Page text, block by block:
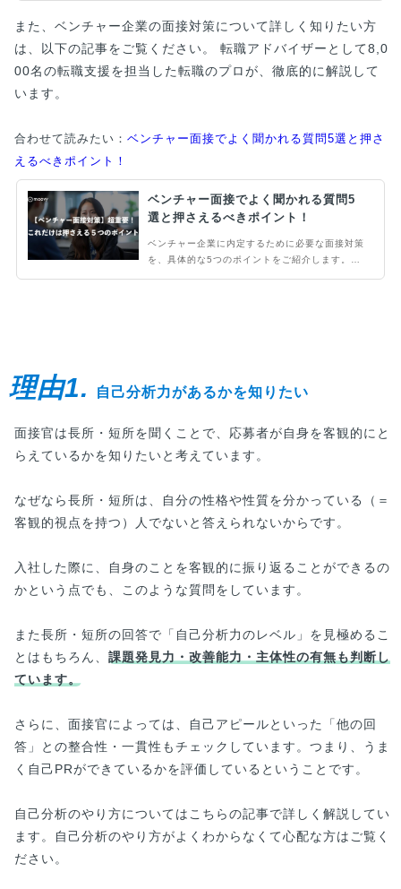
また、ベンチャー企業の面接対策について詳しく知りたい方
は、以下の記事をご覧ください。 転職アドバイザーとして8,0
00名の転職支援を担当した転職のプロが、徹底的に解説して
います。
合わせて読みたい： ベンチャー面接でよく聞かれる質問5選と押さ
えるべきポイント！
ベンチャー面接でよく聞かれる質問5
選と押さえるべきポイント！
ベンチャー企業に内定するために必要な面接対策
を、具体的な5つのポイントをご紹介します。ベ
理由1. 自己分析力があるかを知りたい
面接官は長所・短所を聞くことで、応募者が自身を客観的にと
らえているかを知りたいと考えています。
なぜなら長所・短所は、自分の性格や性質を分かっている（＝
客観的視点を持つ）人でないと答えられないからです。
入社した際に、自身のことを客観的に振り返ることができるの
かという点でも、このような質問をしています。
また長所・短所の回答で「自己分析力のレベル」を見極めるこ
とはもちろん、 課題発見力・改善能力・主体性の有無も判断し
ています。
さらに、面接官によっては、自己アピールといった「他の回
答」との整合性・一貫性もチェックしています。つまり、うま
く自己PRができているかを評価しているということです。
自己分析のやり方についてはこちらの記事で詳しく解説してい
ます。自己分析のやり方がよくわからなくて心配な方はご覧く
ださい。